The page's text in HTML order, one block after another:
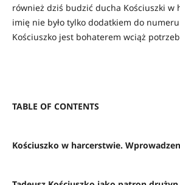
również dziś budzić ducha Kościuszki w
imię nie było tylko dodatkiem do
Kościuszko jest bohaterem wciąż
TABLE OF CONTENTS
Kościuszko w harcerstwie.